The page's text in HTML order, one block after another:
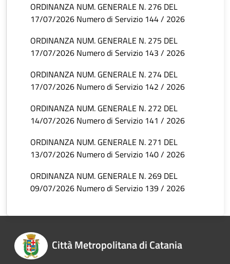
ORDINANZA NUM. GENERALE N. 276 DEL
17/07/2026 Numero di Servizio 144 / 2026
ORDINANZA NUM. GENERALE N. 275 DEL
17/07/2026 Numero di Servizio 143 / 2026
ORDINANZA NUM. GENERALE N. 274 DEL
17/07/2026 Numero di Servizio 142 / 2026
ORDINANZA NUM. GENERALE N. 272 DEL
14/07/2026 Numero di Servizio 141 / 2026
ORDINANZA NUM. GENERALE N. 271 DEL
13/07/2026 Numero di Servizio 140 / 2026
ORDINANZA NUM. GENERALE N. 269 DEL
09/07/2026 Numero di Servizio 139 / 2026
Città Metropolitana di Catania